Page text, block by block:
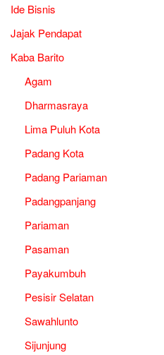
Ide Bisnis
Jajak Pendapat
Kaba Barito
Agam
Dharmasraya
Lima Puluh Kota
Padang Kota
Padang Pariaman
Padangpanjang
Pariaman
Pasaman
Payakumbuh
Pesisir Selatan
Sawahlunto
Sijunjung